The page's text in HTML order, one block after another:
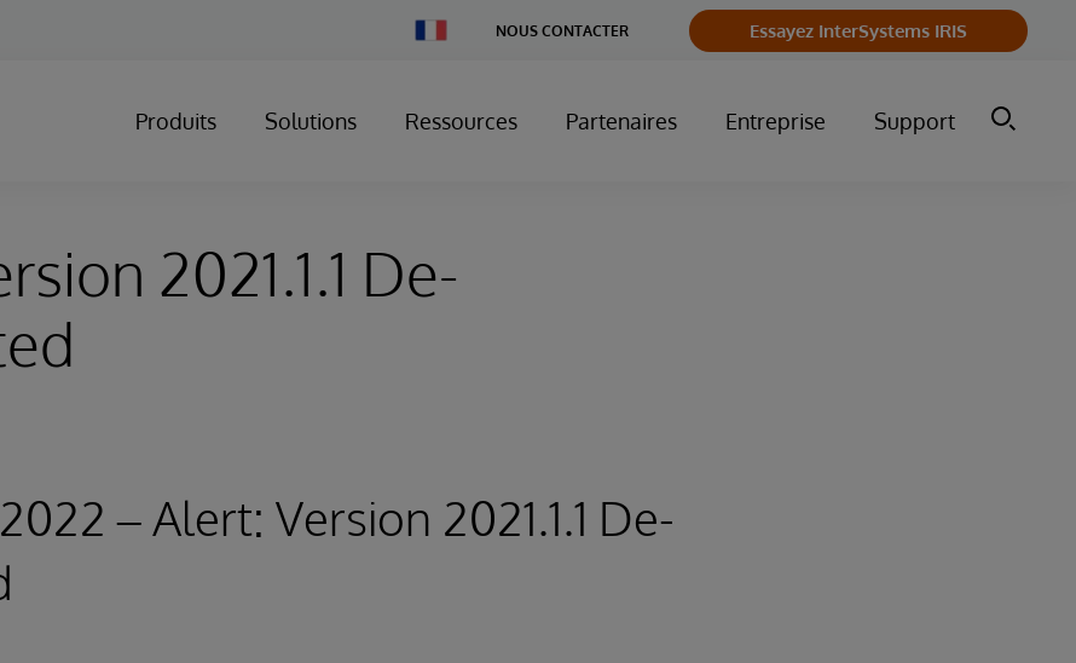
Country
NOUS CONTACTER Essayez InterSystems IRIS
Produits Solutions Ressources Partenaires Entreprise Support
2021.1.1 De-
– Alert: Version 2021.1.1 De-